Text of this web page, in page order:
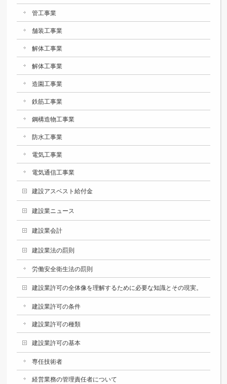
管工事業
舗装工事業
解体工事業
解体工事業
造園工事業
鉄筋工事業
鋼構造物工事業
防水工事業
電気工事業
電気通信工事業
建設アスベスト給付金
建設業ニュース
建設業会計
建設業法の罰則
労働安全衛生法の罰則
建設業許可の全体像を理解するために必要な知識とその現実。
建設業許可の条件
建設業許可の種類
建設業許可の基本
専任技術者
経営業務の管理責任者について